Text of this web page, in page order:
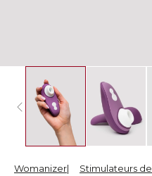
Womanizer Stimulateurs